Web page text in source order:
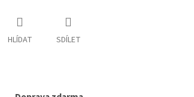
HLÍDAT SDÍLET